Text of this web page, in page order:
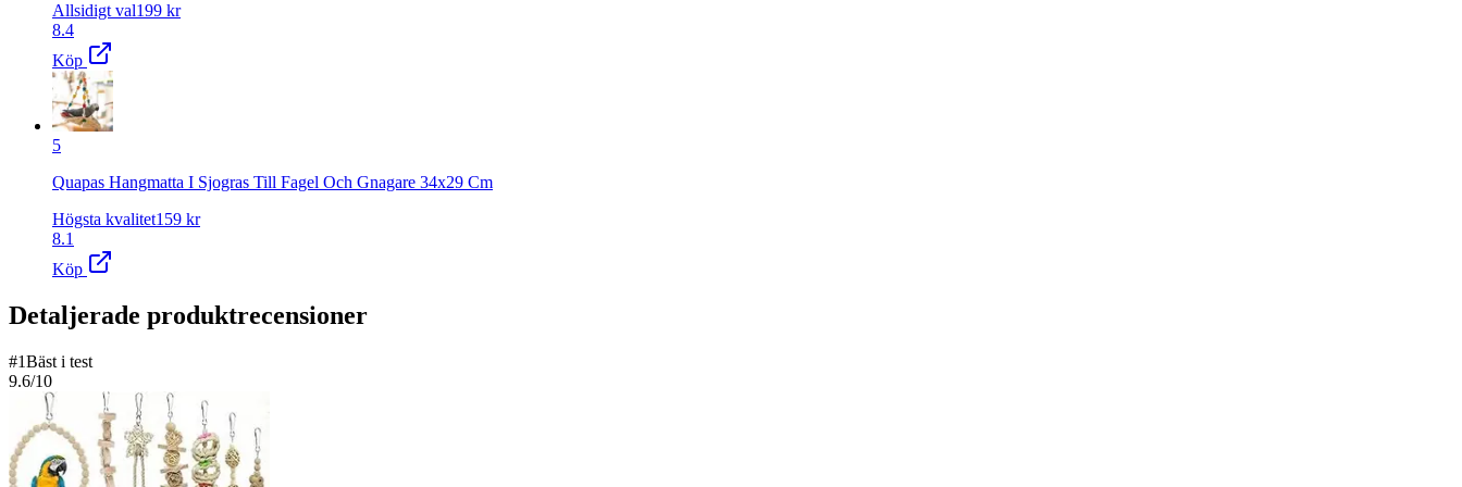
Allsidigt val199 kr
8.4
Köp
5
Quapas Hangmatta I Sjogras Till Fagel Och Gnagare 34x29 Cm
Högsta kvalitet159 kr
8.1
Köp
Detaljerade produktrecensioner
#1Bäst i test
9.6/10